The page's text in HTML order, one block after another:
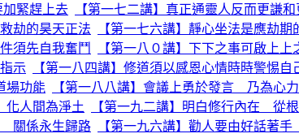
加緊趕上去 【第一七二講】真正通靈人反而更謙
劫的昊天正法 【第一七六講】靜心坐法是應劫期
須先自我奮鬥 【第一八０講】下下之事可啟上上
示 【第一八四講】修道須以感恩心情時時警惕自
場功能 【第一八八講】會議上勇於發言 乃為心
化人間為淨土 【第一九二講】明白修行內在 從
關係永生歸路 【第一九六講】勸人要由好話著